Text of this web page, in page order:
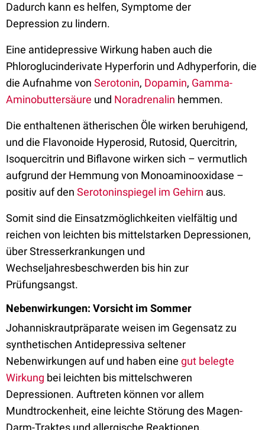
Dadurch kann es helfen, Symptome der
Depression zu lindern.
Eine antidepressive Wirkung haben auch die
Phloroglucinderivate Hyperforin und Adhyperforin, die
die Aufnahme von Serotonin, Dopamin, Gamma-
Aminobuttersäure und Noradrenalin hemmen.
Die enthaltenen ätherischen Öle wirken beruhigend,
und die Flavonoide Hyperosid, Rutosid, Quercitrin,
Isoquercitrin und Biflavone wirken sich – vermutlich
aufgrund der Hemmung von Monoaminooxidase –
positiv auf den Serotoninspiegel im Gehirn aus.
Somit sind die Einsatzmöglichkeiten vielfältig und
reichen von leichten bis mittelstarken Depressionen,
über Stresserkrankungen und
Wechseljahresbeschwerden bis hin zur
Prüfungsangst.
Nebenwirkungen: Vorsicht im Sommer
Johanniskrautpräparate weisen im Gegensatz zu
synthetischen Antidepressiva seltener
Nebenwirkungen auf und haben eine gut belegte
Wirkung bei leichten bis mittelschweren
Depressionen. Auftreten können vor allem
Mundtrockenheit, eine leichte Störung des Magen-
Darm-Traktes und allergische Reaktionen.